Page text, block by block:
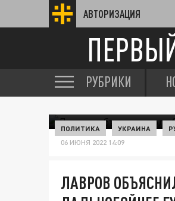
АВТОРИЗАЦИЯ
РУБРИКИ
ПОЛИТИКА УКРАИНА
06 ИЮНЯ 2022 14:09
ЛАВРОВ